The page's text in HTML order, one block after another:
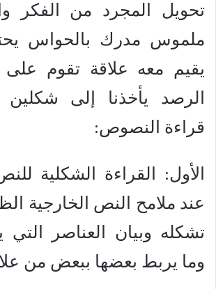
تحويل المجرد من الفكر
ملموس مدرك بالحواس
يقيم معه علاقة تقوم على
الرصد يأخذنا إلى
قراءة النصوص:
الأول: القراءة الشكلية
عند ملامح النص الخارجية
تشكله وبيان العناصر التي
وما يربط بعضها ببعض من